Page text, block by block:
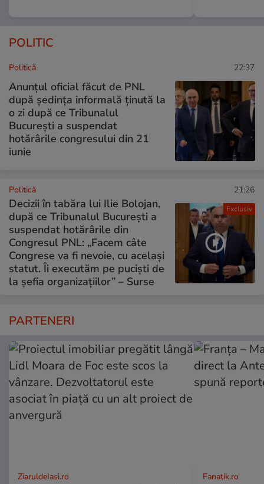
POLITIC
Politică 22:37
Anunțul oficial făcut de PNL
după ședința informală ținută la
o zi după ce Tribunalul
București a suspendat
hotărârile congresului din 21
iunie
Exclusiv
Politică 21:26
Decizii în tabăra lui Ilie Bolojan,
după ce Tribunalul București a
suspendat hotărârile din
Congresul PNL: „Facem câte
Congrese va fi nevoie, cu același
statut. Îi executăm pe puciști de
la șefia organizațiilor” – Surse
PARTENERI
ZiaruldeIasi.ro Fanatik.ro